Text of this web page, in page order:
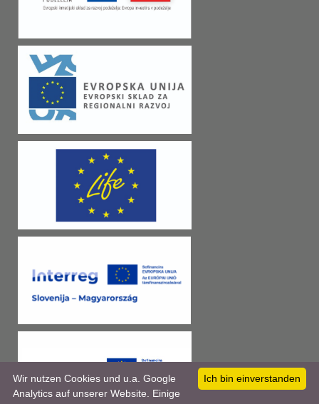
Ich bin einverstanden
Wir nutzen Cookies und u.a. Google
Analytics auf unserer Website. Einige